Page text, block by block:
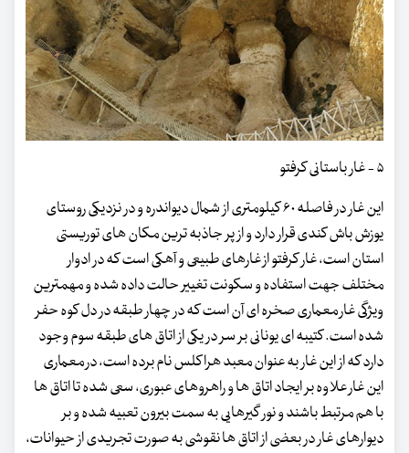
۵ - غار باستانی کرفتو
این غار در فاصله ۶۰ کیلومتری از شمال دیواندره و در نزدیکی روستای
یوزش باش کندی قرار دارد و از پر جاذبه ترین مکان های توریستی
استان است، غار کرفتو از غارهای طبیعی و آهکی است که در ادوار
مختلف جهت استفاده و سکونت تغییر حالت داده شده و مهمترین
ویژگی غار معماری صخره ای آن است که در چهار طبقه در دل کوه حفر
شده است. کتیبه ای یونانی بر سر در یکی از اتاق های طبقه سوم وجود
دارد که از این غار به عنوان معبد هراکلس نام برده است، در معماری
این غار علاوه بر ایجاد اتاق ها و راهروهای عبوری، سعی شده تا اتاق ها
با هم مرتبط باشند و نور گیرهایی به سمت بیرون تعبیه شده و بر
دیوارهای غار در بعضی از اتاق ها نقوشی به صورت تجریدی از حیوانات،